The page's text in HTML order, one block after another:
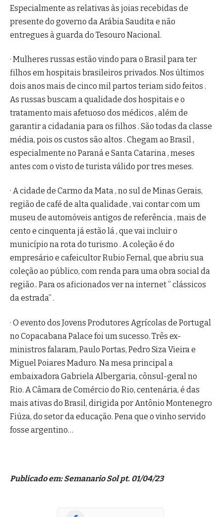
Especialmente as relativas às joias recebidas de
presente do governo da Arábia Saudita e não
entregues à guarda do Tesouro Nacional.
· Mulheres russas estão vindo para o Brasil para ter
filhos em hospitais brasileiros privados. Nos últimos
dois anos mais de cinco mil partos teriam sido feitos .
As russas buscam a qualidade dos hospitais e o
tratamento mais afetuoso dos médicos , além de
garantir a cidadania para os filhos . São todas da classe
média, pois os custos são altos . Chegam ao Brasil ,
especialmente no Paraná e Santa Catarina , meses
antes com o visto de turista válido por tres meses.
· A cidade de Carmo da Mata , no sul de Minas Gerais,
região de café de alta qualidade , vai contar com um
museu de automóveis antigos de referência , mais de
cento e cinquenta já estão lá , que vai incluir o
município na rota do turismo . A coleção é do
empresário e cafeicultor Rubio Fernal, que abriu sua
coleção ao público, com renda para uma obra social da
região.. Para os aficionados ver na internet ” clássicos
da estrada” .
· O evento dos Jovens Produtores Agrícolas de Portugal
no Copacabana Palace foi um sucesso. Três ex-
ministros falaram, Paulo Portas, Pedro Siza Vieira e
Miguel Poiares Maduro. Na mesa principal a
embaixadora Gabriela Albergaria, cônsul-geral no
Rio. A Câmara de Comércio do Rio, centenária, é das
mais ativas do Brasil, dirigida por Antônio Montenegro
Fiúza, do setor da educação. Pena que o vinho servido
fosse argentino…
Publicado em: Semanario Sol pt. 01/04/23